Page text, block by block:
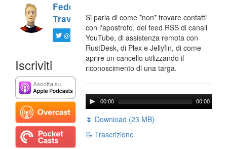
Federico
Travaini
@ftrava
Iscriviti
Si parla di come *non* trovare contatti
con l'apostrofo, dei feed RSS di canali
YouTube, di assistenza remota con
RustDesk, di Plex e Jellyfin, di come
aprire un cancello utilizzando il
riconoscimento di una targa.
00:00 00:00
⏬ Download (23 MB)
📝 Trascrizione